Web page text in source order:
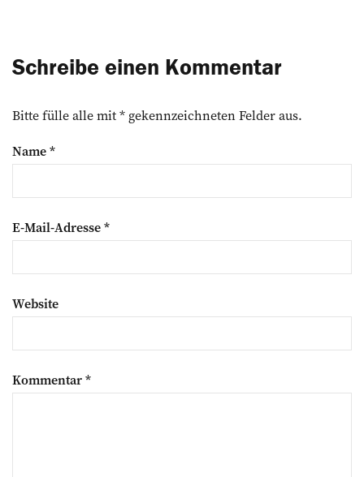
Schreibe einen Kommentar
Bitte fülle alle mit * gekennzeichneten Felder aus.
Name*
E-Mail-Adresse*
Website
Kommentar*